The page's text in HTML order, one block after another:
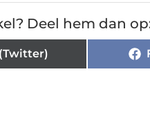
Deel hem dan